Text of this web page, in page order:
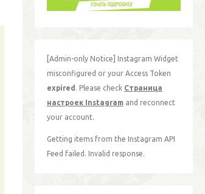
[Admin-only Notice] Instagram Widget
misconfigured or your Access Token
expired
. Please check Страница
настроек Instagram and reconnect
your account.
Getting items from the Instagram API
Feed failed. Invalid response.